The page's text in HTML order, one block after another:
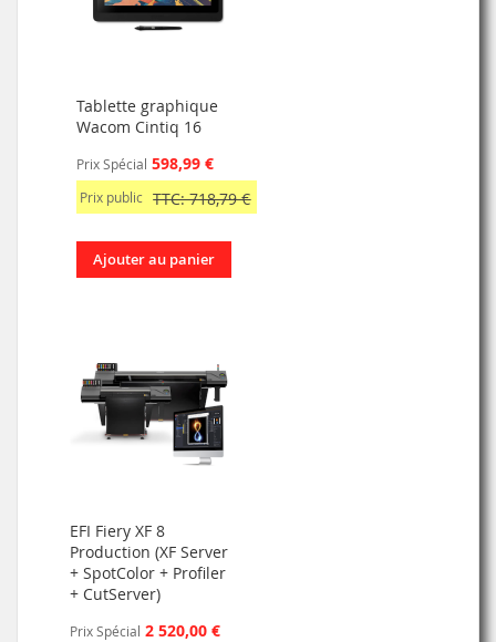
Tablette graphique
Wacom Cintiq 16
Prix Spécial 598,99 €
Prix public TTC: 718,79 €
Ajouter au panier
EFI Fiery XF 8
Production (XF Server
+ SpotColor + Profiler
+ CutServer)
Prix Spécial 2 520,00 €